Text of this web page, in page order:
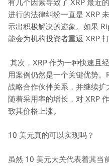
有几个因素导致了 XRP 最近
进行的法律纠纷一直是 XRP
示出积极解决的迹象。如果
能会为机构投资者重返 XRP
其次，XRP 作为一种快速且
用案例仍然是一个关键优势
战略合作伙伴关系，并继续扩
随着采用率的增长，对 XRP
致其价格上涨。
10 美元真的可以实现吗？
虽然 10 美元大关代表着其当